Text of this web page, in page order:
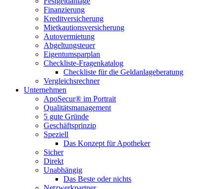
Finanzierung
Kreditversicherung
Mietkautionsversicherung
Autovermietung
Abgeltungsteuer
Eigentumsparplan
Checkliste-Fragenkatalog
Checkliste für die Geldanlageberatung
Vergleichsrechner
Unternehmen
ApoSecur® im Portrait
Qualitätsmanagement
5 gute Gründe
Geschäftsprinzip
Speziell
Das Konzept für Apotheker
Sicher
Direkt
Unabhängig
Das Beste oder nichts